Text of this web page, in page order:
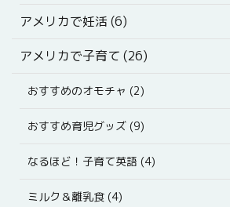
アメリカで妊活 (6)
アメリカで子育て (26)
おすすめのオモチャ (2)
おすすめ育児グッズ (9)
なるほど！子育て英語 (4)
ミルク＆離乳食 (4)